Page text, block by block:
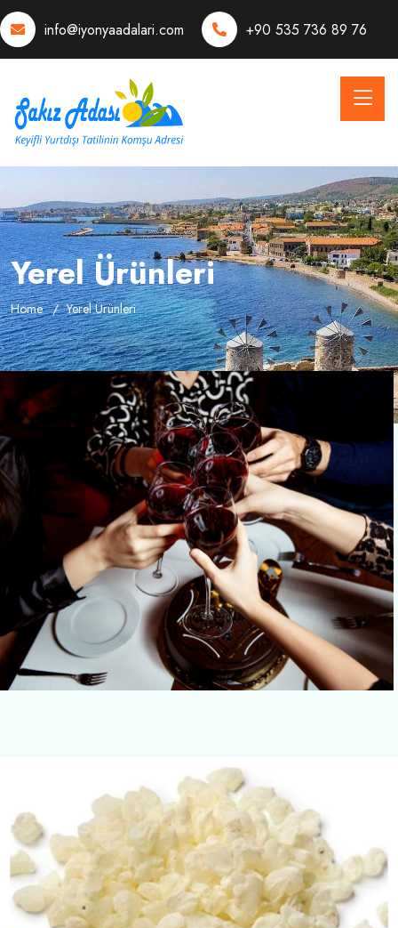
info@iyonyaadalari.com +90 535 736 89 76
Yerel Ürünleri
Home Yerel Ürünleri